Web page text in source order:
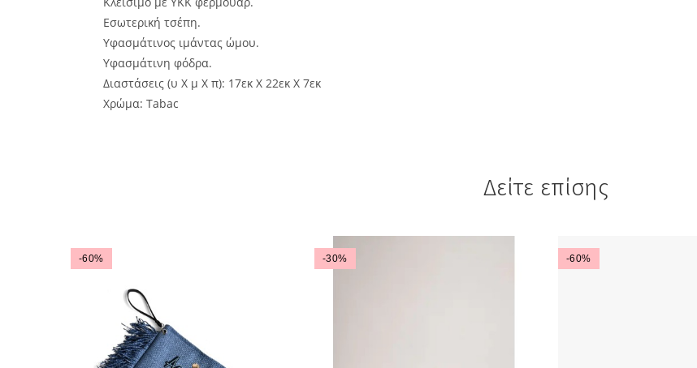
Εσωτερική τσέπη.
Υφασμάτινος ιμάντας ώμου.
Υφασμάτινη φόδρα.
Διαστάσεις (υ Χ μ Χ π): 17εκ Χ 22εκ Χ 7εκ
Χρώμα: Tabac
Δείτε επίσης
-60% -30% -60%